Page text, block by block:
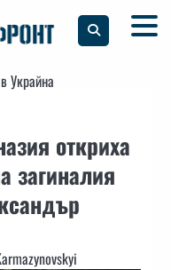
Украйна
откриха
загиналия